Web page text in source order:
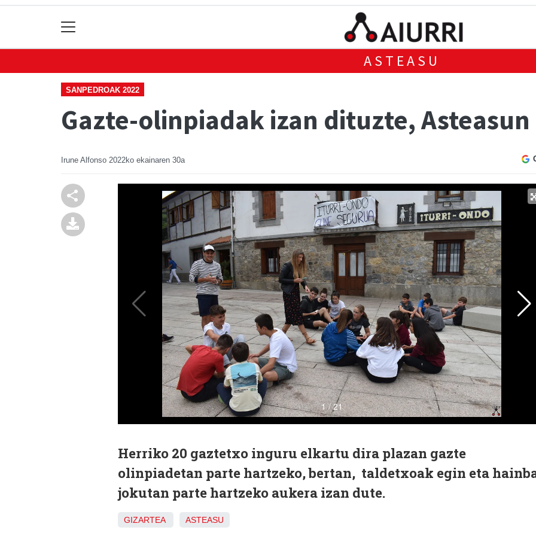
ASTEASU
SANPEDROAK 2022
Gazte-olinpiadak izan dituzte, Asteasun
Irune Alfonso 2022ko ekainaren 30a
Herriko 20 gaztetxo inguru elkartu dira plazan gazte
olinpiadetan parte hartzeko, bertan, taldetxoak egin eta
jokutan parte hartzeko aukera izan dute.
GIZARTEA ASTEASU